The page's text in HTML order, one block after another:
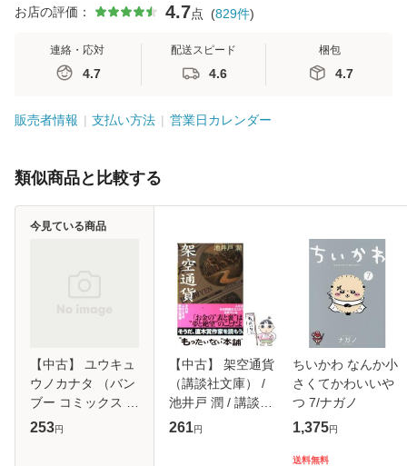
お店の評価： 4.7点 (829件)
連絡・応対
4.7
配送スピード
4.6
梱包
4.7
販売者情報 支払い方法 営業日カレンダー
類似商品と比較する
【中古】 ユウキュ
ウノカナタ （バン
ブー コミックス 麗
人セレクション） /
253円
今見ている商品
【中古】 架空通貨
（講談社文庫） /
池井戸 潤 / 講談社
[文庫]【メール便送
261円
ちいかわ なんか小
さくてかわいいや
つ 7/ナガノ
1,375円
送料無料